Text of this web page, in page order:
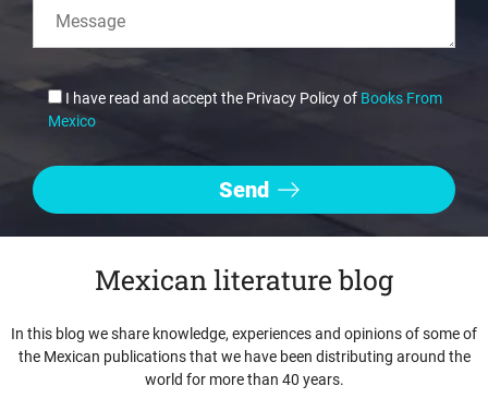
I have read and accept the Privacy Policy of Books From
Mexico
Mexican literature blog
In this blog we share knowledge, experiences and opinions of some of
the Mexican publications that we have been distributing around the
world for more than 40 years.